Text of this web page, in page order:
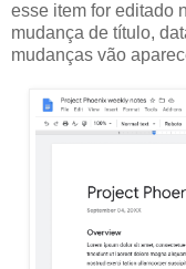
esse item for editado
mudança de título,
mudanças vão